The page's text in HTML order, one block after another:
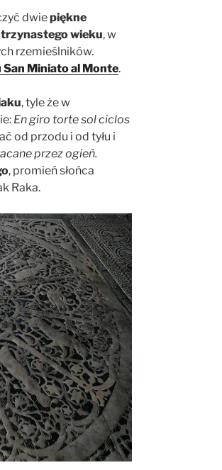
dwiepiękne
wieku, w
rzemieślników.
San Miniato al Monte.
, tyle że w
En giro torte sol ciclos
od przodu i od tyłu i
przez ogień.
, promień słońca
Raka.